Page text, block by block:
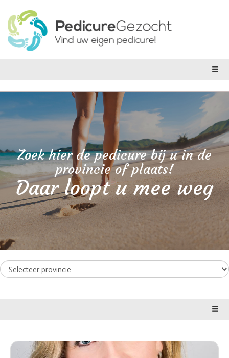
Zoek hier de pedicure bij u in de
provincie of plaats!
Daar loopt u mee weg